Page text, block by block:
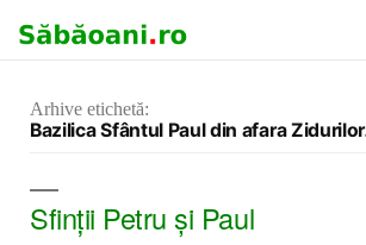
Arhive etichetă:
Bazilica Sfântul Paul din afara Zidurilor
Sfinţii Petru şi Paul